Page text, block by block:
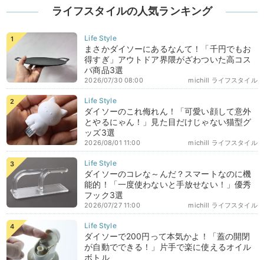
ライフスタイルの人気ランキング
まさかダイソーにあるなんて！「千円でもお
得すぎ」アウトドア界隈がざわついた高コス
パ商品3選
michill ライフスタイル
2026/07/30 08:00
ダイソーのこれ侮れん！「可愛い顔して意外
とやるにゃん！」見た目だけじゃない猫型グ
ッズ3選
michill ライフスタイル
2026/08/01 11:00
ダイソーのコレな～んだ？スマートなのに機
能的！「一度使わないと手放せない！」優秀
フック3選
michill ライフスタイル
2026/07/27 11:00
ダイソーで200円って本気かよ！「蓋の開閉
が自動でできる！」片手で楽に使えるオイル
ボトル